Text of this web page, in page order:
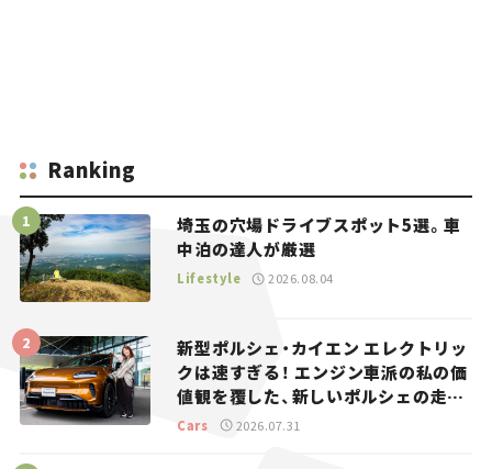
Ranking
埼玉の穴場ドライブスポット5選。車
中泊の達人が厳選
Lifestyle 2026.08.04
新型ポルシェ・カイエン エレクトリッ
クは速すぎる！ エンジン車派の私の価
値観を覆した、新しいポルシェの走
り。
Cars 2026.07.31